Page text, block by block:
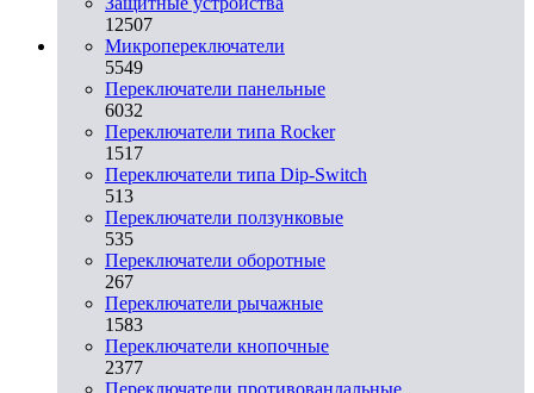
12507
Микропереключатели
5549
Переключатели панельные
6032
Переключатели типа Rocker
1517
Переключатели типа Dip-Switch
513
Переключатели ползунковые
535
Переключатели оборотные
267
Переключатели рычажные
1583
Переключатели кнопочные
2377
Переключатели противовандальные